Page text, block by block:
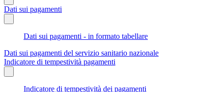
Dati sui pagamenti
Dati sui pagamenti - in formato tabellare
Dati sui pagamenti del servizio sanitario nazionale
Indicatore di tempestività pagamenti
Indicatore di tempestività dei pagamenti